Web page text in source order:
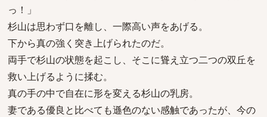
っ！」
杉山は思わず口を離し、一際高い声をあげる。
下から真の強く突き上げられたのだ。
両手で杉山の状態を起こし、そこに聳え立つ二つの双丘を
救い上げるように揉む。
真の手の中で自在に形を変える杉山の乳房。
妻である優良と比べても遜色のない感触であったが、今の